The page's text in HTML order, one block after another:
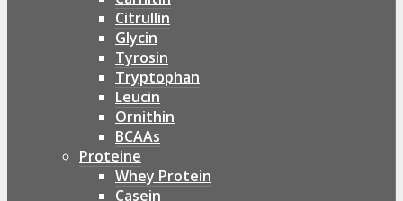
Citrullin
Glycin
Tyrosin
Tryptophan
Leucin
Ornithin
BCAAs
Proteine
Whey Protein
Casein